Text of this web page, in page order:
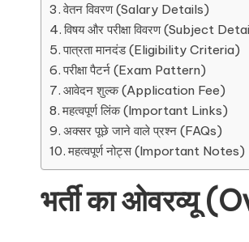
वेतन विवरण (Salary Details)
विषय और परीक्षा विवरण (Subject
पात्रता मानदंड (Eligibility Criteria)
परीक्षा पैटर्न (Exam Pattern)
आवेदन शुल्क (Application Fee)
महत्वपूर्ण लिंक (Important Links)
अक्सर पूछे जाने वाले प्रश्न (FAQs)
महत्वपूर्ण नोट्स (Important Notes)
भर्ती का ओवरव्यू